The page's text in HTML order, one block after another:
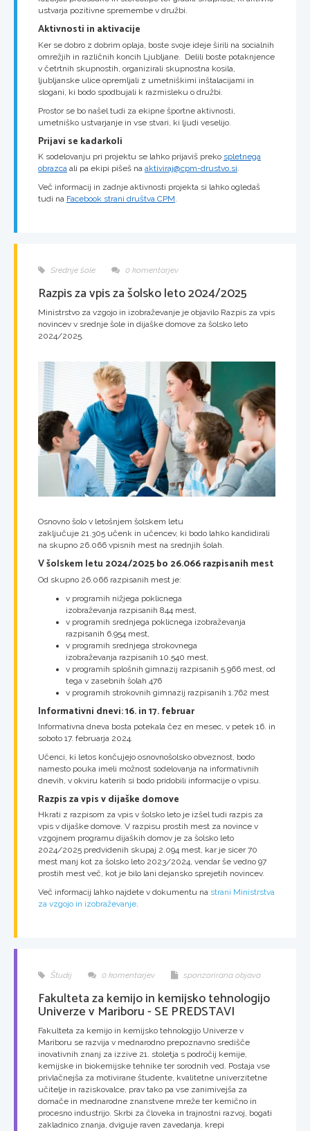
ustvarja pozitivne spremembe v družbi.
Aktivnosti in aktivacije
Ker se dobro z dobrim oplaja, boste svoje ideje širili na socialnih
omrežjih in različnih koncih Ljubljane. Delili boste potaknjence
v četrtnih skupnostih, organizirali skupnostna kosila,
ljubljanske ulice opremljali z umetniškimi inštalacijami in
slogani, ki bodo spodbujali k razmisleku o družbi.
Prostor se bo našel tudi za ekipne športne aktivnosti,
umetniško ustvarjanje in vse stvari, ki ljudi veselijo.
Prijavi se kadarkoli
K sodelovanju pri projektu se lahko prijaviš preko spletnega
obrazca ali pa ekipi pišeš na aktiviraj@cpm-drustvo.si.
Več informacij in zadnje aktivnosti projekta si lahko ogledaš
tudi na Facebook strani društva CPM.
Srednje šole 0 komentarjev
Razpis za vpis za šolsko leto 2024/2025
Ministrstvo za vzgojo in izobraževanje je objavilo Razpis za vpis
novincev v srednje šole in dijaške domove za šolsko leto
2024/2025.
Osnovno šolo v letošnjem šolskem letu
zaključuje 21.305 učenk in učencev, ki bodo lahko kandidirali
na skupno 26.066 vpisnih mest na srednjih šolah.
V šolskem letu 2024/2025 bo 26.066 razpisanih mest
Od skupno 26.066 razpisanih mest je:
v programih nižjega poklicnega
izobraževanja razpisanih 844 mest,
v programih srednjega poklicnega izobraževanja
razpisanih 6.954 mest,
v programih srednjega strokovnega
izobraževanja razpisanih 10.540 mest,
v programih splošnih gimnazij razpisanih 5.966 mest, od
tega v zasebnih šolah 476
v programih strokovnih gimnazij razpisanih 1.762 mest
Informativni dnevi: 16. in 17. februar
Informativna dneva bosta potekala čez en mesec, v petek 16. in
soboto 17. februarja 2024.
Učenci, ki letos končujejo osnovnošolsko obveznost, bodo
namesto pouka imeli možnost sodelovanja na informativnih
dnevih, v okviru katerih si bodo pridobili informacije o vpisu.
Razpis za vpis v dijaške domove
Hkrati z razpisom za vpis v šolsko leto je izšel tudi razpis za
vpis v dijaške domove. V razpisu prostih mest za novince v
vzgojnem programu dijaških domov je za šolsko leto
2024/2025 predvidenih skupaj 2.094 mest, kar je sicer 70
mest manj kot za šolsko leto 2023/2024, vendar še vedno 97
prostih mest več, kot je bilo lani dejansko sprejetih novincev.
Več informacij lahko najdete v dokumentu na strani Ministrstva
za vzgojo in izobraževanje.
Študij 0 komentarjev sponzorirana objava
Fakulteta za kemijo in kemijsko tehnologijo
Univerze v Mariboru - SE PREDSTAVI
Fakulteta za kemijo in kemijsko tehnologijo Univerze v
Mariboru se razvija v mednarodno prepoznavno središče
inovativnih znanj za izzive 21. stoletja s področij kemije,
kemijske in biokemijske tehnike ter sorodnih ved. Postaja vse
privlačnejša za motivirane študente, kvalitetne univerzitetne
učitelje in raziskovalce, prav tako pa vse zanimivejša za
domače in mednarodne znanstvene mreže ter kemično in
procesno industrijo. Skrbi za človeka in trajnostni razvoj, bogati
zakladnico znanja, dviguje raven zavedanja, krepi